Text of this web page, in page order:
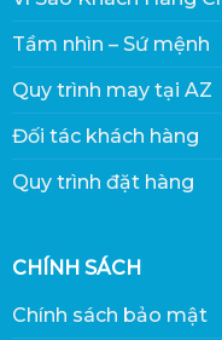
Tầm nhìn – Sứ mệnh
Quy trình may tại AZ
Đối tác khách hàng
Quy trình đặt hàng
CHÍNH SÁCH
Chính sách bảo mật